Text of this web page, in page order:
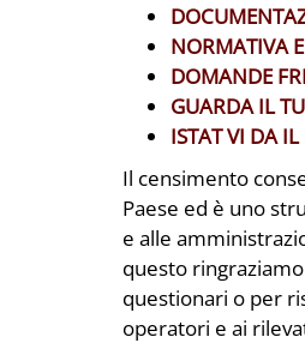
NORMATIVA
DOMANDE
GUARDA IL
ISTAT VI DA
Il censimento
Paese ed è uno
e alle
questo
questionari o per
operatori e ai